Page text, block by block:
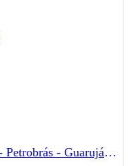
Auto Posto Cinese - Petrobrás - Guarujá - SP